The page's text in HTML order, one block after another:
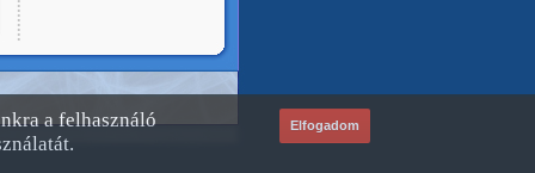
a felhasználó
Elfogadom